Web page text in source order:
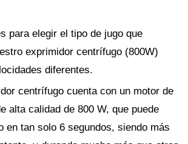
para elegir el tipo de jugo que
exprimidor centrífugo (800W)
diferentes.
centrífugo cuenta con un motor de
alta calidad de 800 W, que puede
en tan solo 6 segundos, siendo más